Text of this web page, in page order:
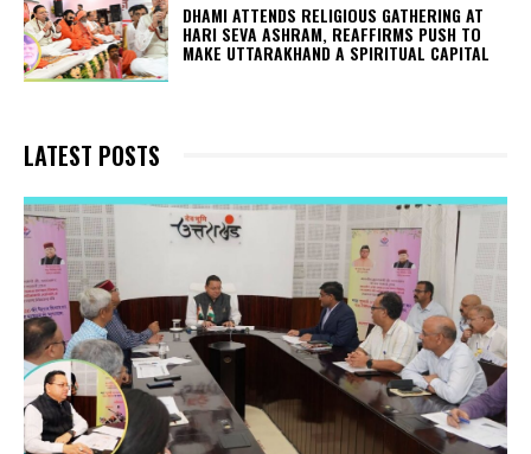
DHAMI ATTENDS RELIGIOUS GATHERING AT
HARI SEVA ASHRAM, REAFFIRMS PUSH TO
MAKE UTTARAKHAND A SPIRITUAL CAPITAL
LATEST POSTS